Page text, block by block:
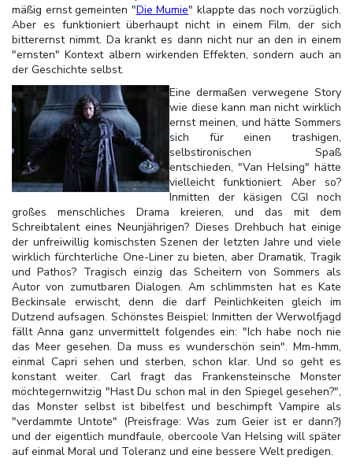
mäßig ernst gemeinten "Die Mumie" klappte das noch vorzüglich.
Aber es funktioniert überhaupt nicht in einem Film, der sich
bitterernst nimmt. Da krankt es dann nicht nur an den in einem
"ernsten" Kontext albern wirkenden Effekten, sondern auch an
der Geschichte selbst.
Eine dermaßen verwegene Story
wie diese kann man nicht wirklich
ernst meinen, und hätte Sommers
sich für einen trashigen,
selbstironischen Spaß
entschieden, "Van Helsing" hätte
vielleicht funktioniert. Aber so?
Inmitten der käsigen CGI noch
großes menschliches Drama kreieren, und das mit dem
Schreibtalent eines Neunjährigen? Dieses Drehbuch hat einige
der unfreiwillig komischsten Szenen der letzten Jahre und viele
wirklich fürchterliche One-Liner zu bieten, aber Dramatik, Tragik
und Pathos? Tragisch einzig das Scheitern von Sommers als
Autor von zumutbaren Dialogen. Am schlimmsten hat es Kate
Beckinsale erwischt, denn die darf Peinlichkeiten gleich im
Dutzend aufsagen. Schönstes Beispiel: Inmitten der Werwolfjagd
fällt Anna ganz unvermittelt folgendes ein: "Ich habe noch nie
das Meer gesehen. Da muss es wunderschön sein". Mm-hmm,
einmal Capri sehen und sterben, schon klar. Und so geht es
konstant weiter. Carl fragt das Frankensteinsche Monster
möchtegernwitzig "Hast Du schon mal in den Spiegel gesehen?",
das Monster selbst ist bibelfest und beschimpft Vampire als
"verdammte Untote" (Preisfrage: Was zum Geier ist er dann?)
und der eigentlich mundfaule, obercoole Van Helsing will später
auf einmal Moral und Toleranz und eine bessere Welt predigen.